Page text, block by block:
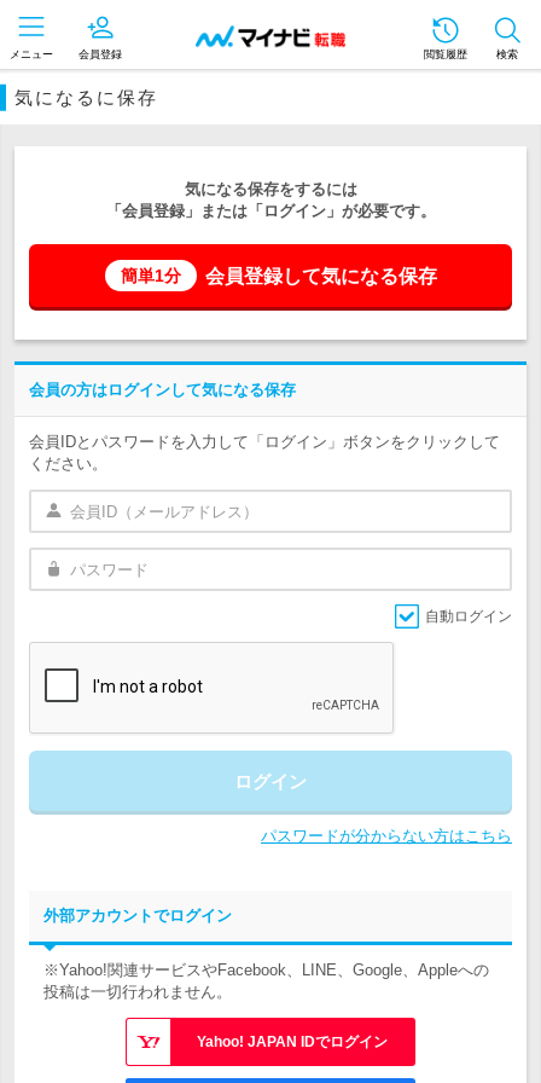
メニュー 会員登録 閲覧履歴 検索
気になるに保存
気になる保存をするには
「会員登録」または「ログイン」が必要です。
簡単1分 会員登録して気になる保存
会員の方はログインして気になる保存
会員IDとパスワードを入力して「ログイン」ボタンをクリックして
ください。
自動ログイン
ログイン
パスワードが分からない方はこちら
外部アカウントでログイン
※Yahoo!関連サービスやFacebook、LINE、Google、Appleへの
投稿は一切行われません。
Yahoo! JAPAN IDでログイン